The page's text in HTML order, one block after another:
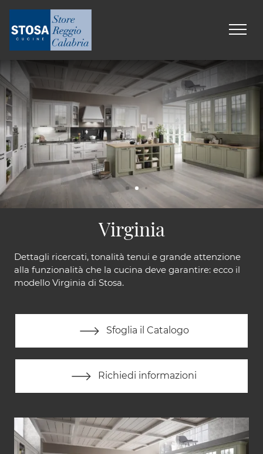
Virginia
Dettagli ricercati, tonalità tenui e grande attenzione
alla funzionalità che la cucina deve garantire: ecco il
modello Virginia di Stosa.
Sfoglia il Catalogo
Richiedi informazioni